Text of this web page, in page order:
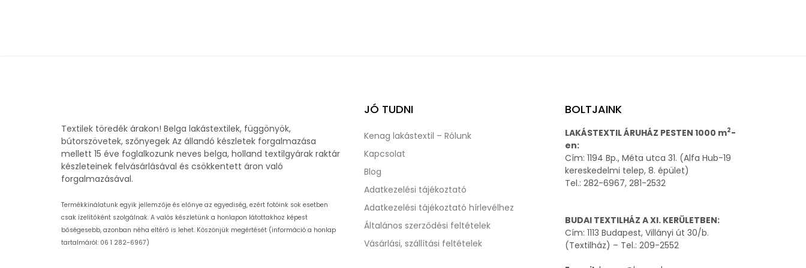
Textilek töredék árakon! Belga lakástextilek, függönyök,
bútorszövetek, szőnyegek Az állandó készletek forgalmazása
mellett 15 éve foglalkozunk neves belga, holland textilgyárak raktár
készleteinek felvásárlásával és csökkentett áron való
forgalmazásával.
Termékkínálatunk egyik jellemzője és előnye az egyediség, ezért fotóink sok esetben
csak ízelítőként szolgálnak. A valós készletünk a honlapon látottakhoz képest
bőségesebb, azonban néha eltérő is lehet. Köszönjük megértését (információ a honlap
tartalmáról: 06 1 282-6967)
JÓ TUDNI
Kenag lakástextil – Rólunk
Kapcsolat
Blog
Adatkezelési tájékoztató
Adatkezelési tájékoztató hírlevélhez
Általános szerződési feltételek
Vásárlási, szállítási feltételek
BOLTJAINK
LAKÁSTEXTIL ÁRUHÁZ PESTEN 1000 m2-
en:
Cím: 1194 Bp., Méta utca 31. (Alfa Hub-19
kereskedelmi telep, 8. épület)
Tel.: 282-6967, 281-2532
BUDAI TEXTILHÁZ A XI. KERÜLETBEN:
Cím: 1113 Budapest, Villányi út 30/b.
(Textilház) – Tel.: 209-2552